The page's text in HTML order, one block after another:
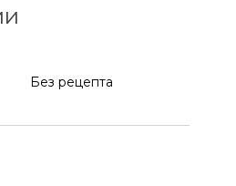
Без рецепта